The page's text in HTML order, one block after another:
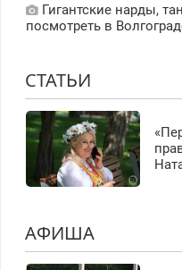
Гигантские нарды,
посмотреть в
СТАТЬИ
АФИША